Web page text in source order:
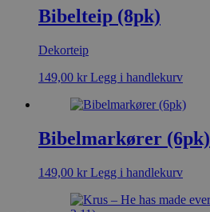
Bibelteip (8pk)
Dekorteip
149,00 kr Legg i handlekurv
Bibelmarkører (6pk)
149,00 kr Legg i handlekurv